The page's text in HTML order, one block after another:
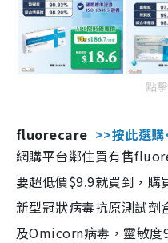
點
fluorecare >>按此選購
網購平台鄰住買有售
要超低價$9.9就買到，購
新型冠狀病毒抗原測試
及Omicorn病毒，靈敏度